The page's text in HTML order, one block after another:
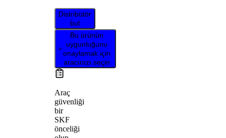
Distribütör
bul
Bu ürünün
uygunluğunu
onaylamak için
aracınızı seçin
Araç
güvenliği
bir
SKF
önceliği